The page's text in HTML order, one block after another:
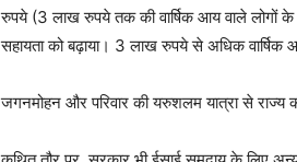
रुपये (3 लाख रुपये तक की वार्षिक आय वाले
सहायता को बढ़ाया। 3 लाख रुपये से अधिक
जगनमोहन और परिवार की यरुशलम यात्रा से राज्य